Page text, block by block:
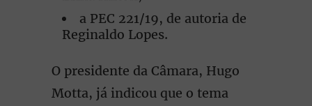
a PEC 221/19, de autoria de
Reginaldo Lopes.
O presidente da Câmara, Hugo
Motta, já indicou que o tema